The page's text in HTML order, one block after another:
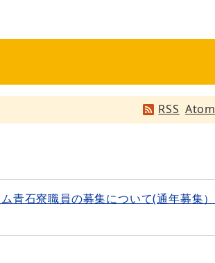
RSS Atom
石寮職員の募集について(通年募集）